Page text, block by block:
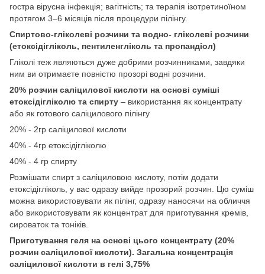
гостра вірусна інфекція; вагітність; та терапія ізотретиноїном
протягом 3–6 місяців після процедури пілінгу.
Спиртово-гліколеві розчини та водно- гліколеві розчини
(етоксідігліколь, пентиленгліколь та пропандіол)
Гліколі теж являються дуже добрими розчинниками, завдяки
ним ви отримаєте повністю прозорі водні розчини.
20% розчин саліцилової кислоти на основі суміші
етоксідігліколю та спирту – використання як концентрату
або як готового саліцилового пілінгу
20% - 2гр саліцилової кислоти
40% - 4гр етоксідігліколю
40% - 4 гр спирту
Розмішати спирт з саліциловою кислоту, потім додати
етоксідігліколь, у вас одразу вийде прозорий розчин. Цю суміш
можна використовувати як пілінг, одразу наносячи на обличчя
або використовувати як концентрат для приготування кремів,
сироваток та тоніків.
Приготування геля на основі цього концентрату (20%
розчин саліцилової кислоти). Загальна концентрація
саліцилової кислоти в гелі 3,75%